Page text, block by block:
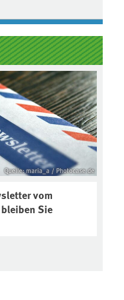
Quelle: maria_a / Photocase.de
vom
Sie